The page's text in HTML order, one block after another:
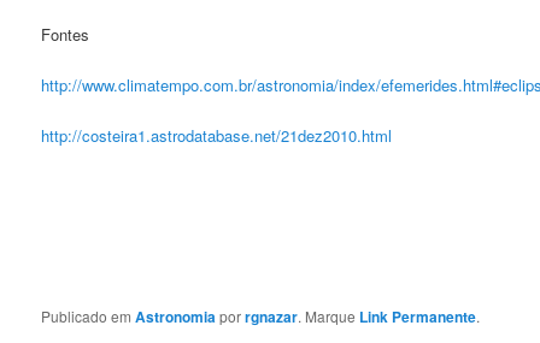
Fontes
http://www.climatempo.com.br/astronomia/index/
http://costeira1.astrodatabase.net/21dez2010.html
Publicado emAstronomiaporrgnazar. Marque Link Permanente.